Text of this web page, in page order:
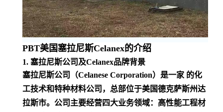
PBT美国塞拉尼斯Celanex的介绍
1. 塞拉尼斯公司及Celanex品牌背景
塞拉尼斯公司（Celanese Corporation）是一家 的化
工技术和特种材料公司，总部位于美国德克萨斯州达
拉斯市。公司主要经营四大业务领域：高性能工程材